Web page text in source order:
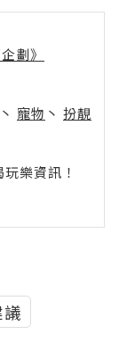
劃》
丶 寵物 丶 扮靚
樂資訊！